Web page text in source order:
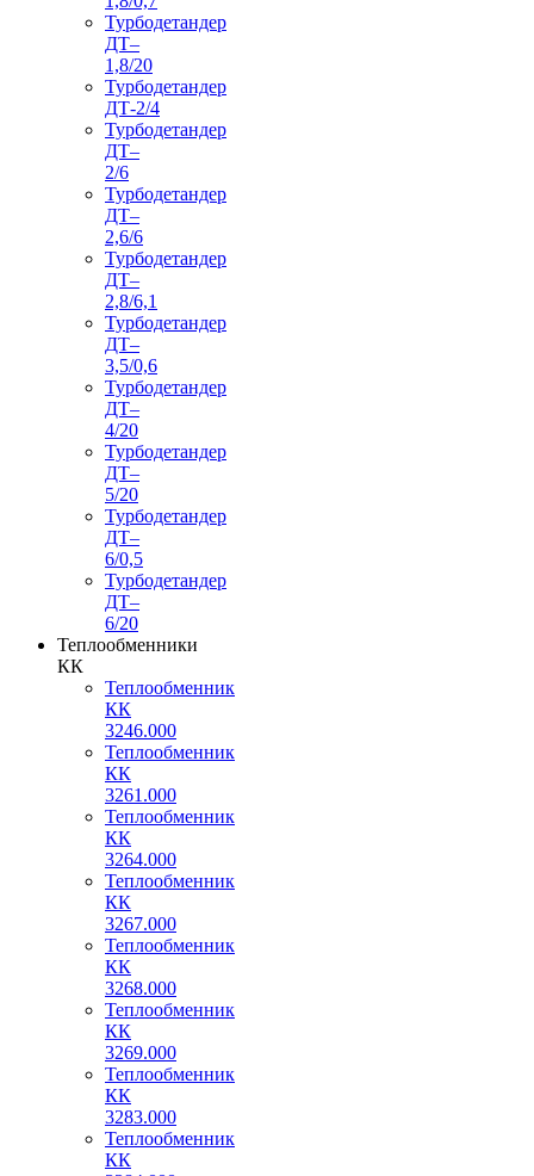
Турбодетандер
ДТ–
1,8/20
Турбодетандер
ДТ-2/4
Турбодетандер
ДТ–
2/6
Турбодетандер
ДТ–
2,6/6
Турбодетандер
ДТ–
2,8/6,1
Турбодетандер
ДТ–
3,5/0,6
Турбодетандер
ДТ–
4/20
Турбодетандер
ДТ–
5/20
Турбодетандер
ДТ–
6/0,5
Турбодетандер
ДТ–
6/20
Теплообменники
КК
Теплообменник
КК
3246.000
Теплообменник
КК
3261.000
Теплообменник
КК
3264.000
Теплообменник
КК
3267.000
Теплообменник
КК
3268.000
Теплообменник
КК
3269.000
Теплообменник
КК
3283.000
Теплообменник
КК